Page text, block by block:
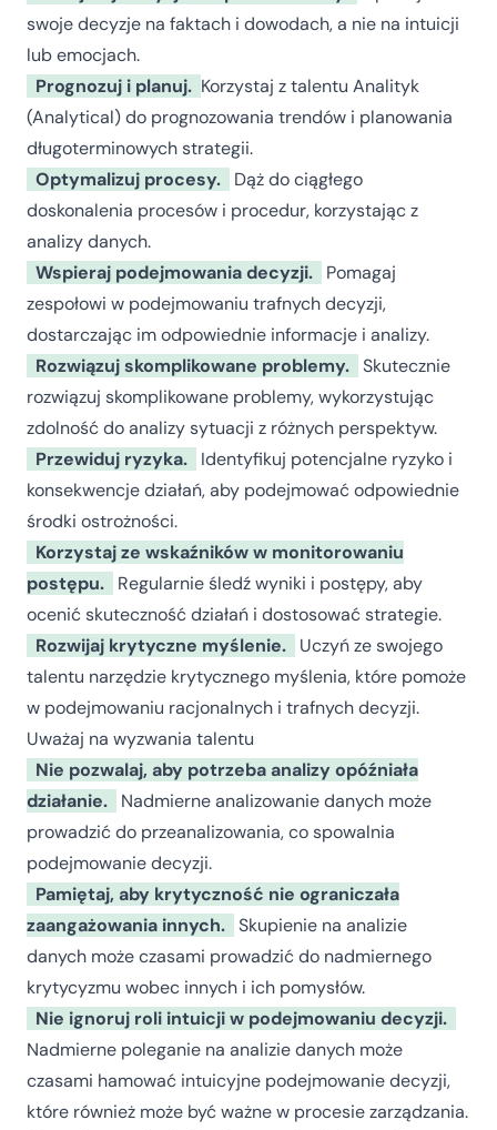
swoje decyzje na faktach i dowodach, a nie na intuicji
lub emocjach.
Prognozuj i planuj. Korzystaj z talentu Analityk
(Analytical) do prognozowania trendów i planowania
długoterminowych strategii.
Optymalizuj procesy.
Dąż do ciągłego
doskonalenia procesów i procedur, korzystając z
analizy danych.
Wspieraj podejmowania decyzji.
Pomagaj
zespołowi w podejmowaniu trafnych decyzji,
dostarczając im odpowiednie informacje i analizy.
Rozwiązuj skomplikowane problemy. Skutecznie
rozwiązuj skomplikowane problemy, wykorzystując
zdolność do analizy sytuacji z różnych perspektyw.
Przewiduj ryzyka.
Identyfikuj potencjalne ryzyko i
konsekwencje działań, aby podejmować odpowiednie
środki ostrożności.
Korzystaj ze wskaźników w monitorowaniu
postępu.
Regularnie śledź wyniki i postępy, aby
ocenić skuteczność działań i dostosować strategie.
Rozwijaj krytyczne myślenie.
Uczyń ze swojego
talentu narzędzie krytycznego myślenia, które pomoże
w podejmowaniu racjonalnych i trafnych decyzji.
Uważaj na wyzwania talentu
Nie pozwalaj, aby potrzeba analizy opóźniała
działanie.
Nadmierne analizowanie danych może
prowadzić do przeanalizowania, co spowalnia
podejmowanie decyzji.
Pamiętaj, aby krytyczność nie ograniczała
zaangażowania innych. Skupienie na analizie
danych może czasami prowadzić do nadmiernego
krytycyzmu wobec innych i ich pomysłów.
Nie ignoruj roli intuicji w podejmowaniu decyzji.
Nadmierne poleganie na analizie danych może
czasami hamować intuicyjne podejmowanie decyzji,
które również może być ważne w procesie zarządzania.